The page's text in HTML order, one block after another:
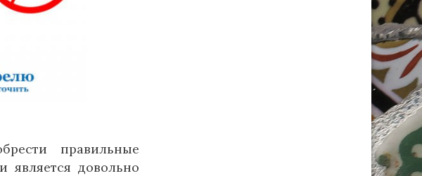
правильные
является довольно